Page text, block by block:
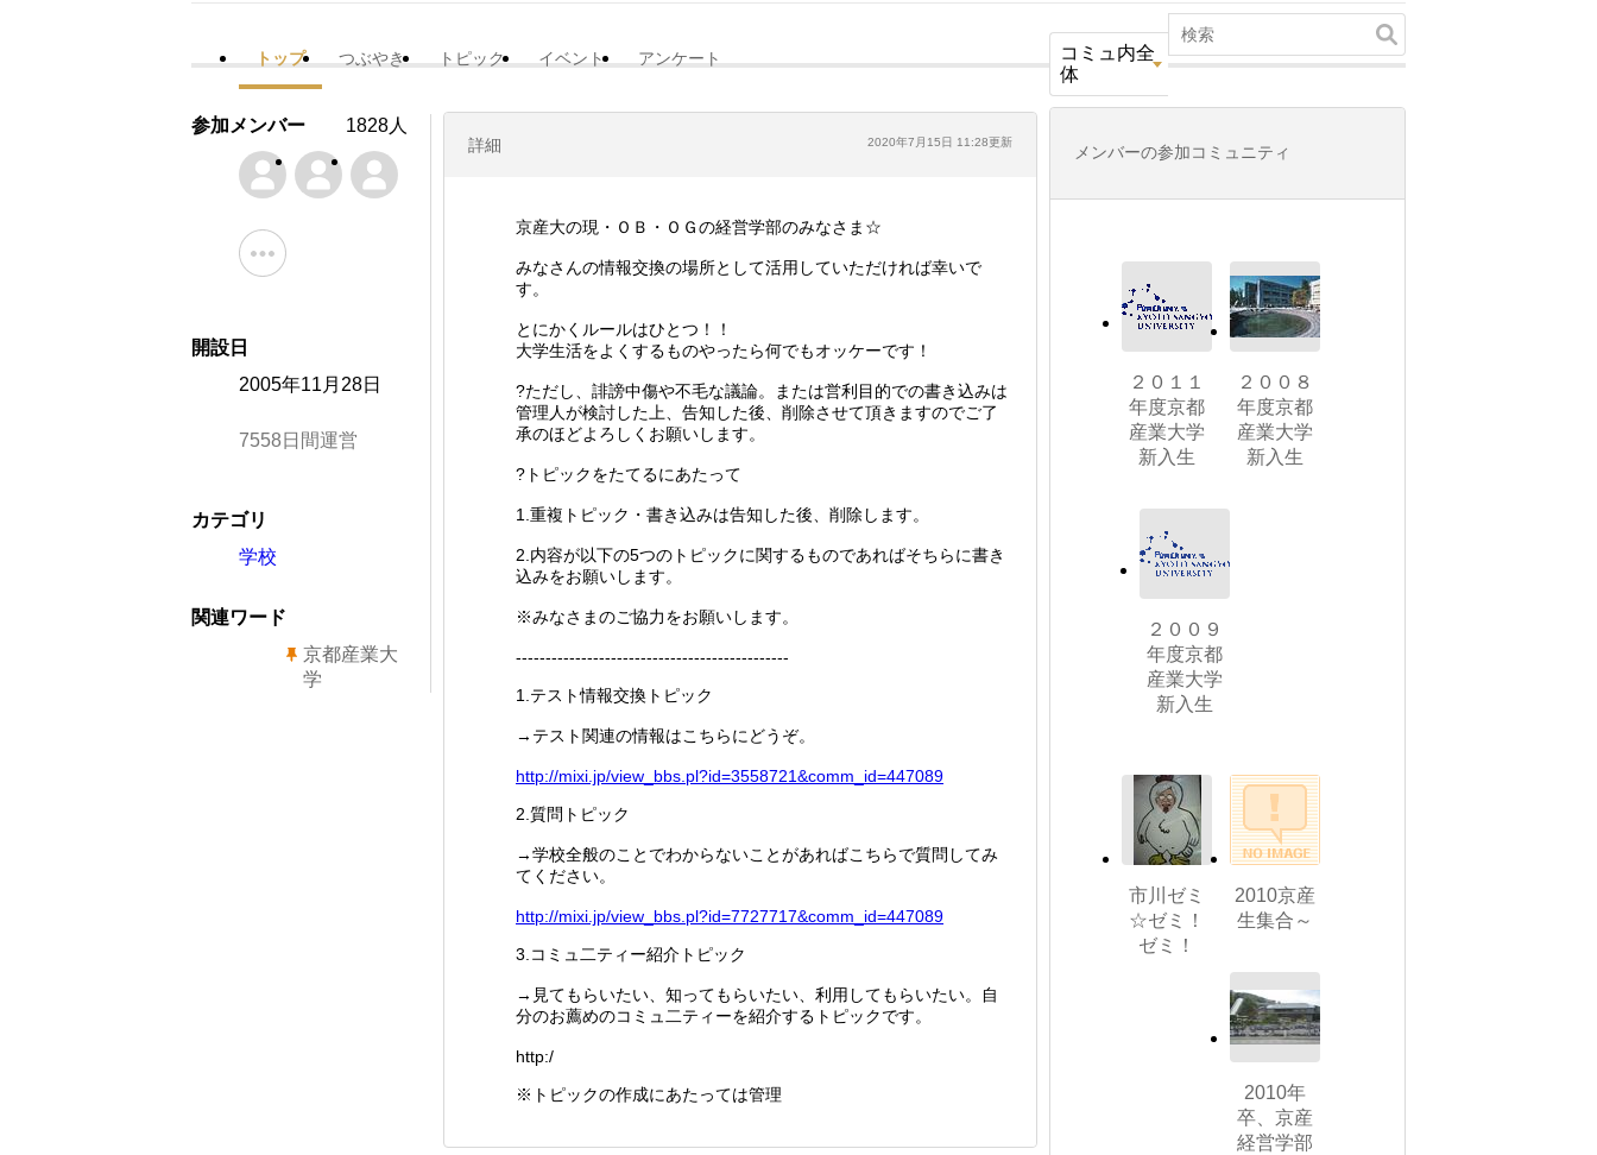
トップ つぶやき トピック イベント アンケート
コミュ内全
体
詳細 2020年7月15日 11:28更新
京産大の現・ＯＢ・ＯＧの経営学部のみなさま☆
みなさんの情報交換の場所として活用していただければ幸いで
す。
とにかくルールはひとつ！！
大学生活をよくするものやったら何でもオッケーです！
?ただし、誹謗中傷や不毛な議論。または営利目的での書き込みは
管理人が検討した上、告知した後、削除させて頂きますのでご了
承のほどよろしくお願いします。
?トピックをたてるにあたって
1.重複トピック・書き込みは告知した後、削除します。
2.内容が以下の5つのトピックに関するものであればそちらに書き
込みをお願いします。
※みなさまのご協力をお願いします。
----------------------------------------------
1.テスト情報交換トピック
→テスト関連の情報はこちらにどうぞ。
http://mixi.jp/view_bbs.pl?id=3558721&comm _id=447089
2.質問トピック
→学校全般のことでわからないことがあればこちらで質問してみ
てください。
http://mixi.jp/view_bbs.pl?id=7727717&comm _id=447089
3.コミュ二ティー紹介トピック
→見てもらいたい、知ってもらいたい、利用してもらいたい。自
分のお薦めのコミュ二ティーを紹介するトピックです。
http:/
※トピックの作成にあたっては管理
参加メンバー 1828人
開設日
2005年11月28日
7558日間運営
カテゴリ
学校
関連ワード
京都産業大
学
メンバーの参加コミュニティ
２０１１
年度京都
産業大学
新入生
２００８
年度京都
産業大学
新入生
２００９
年度京都
産業大学
新入生
市川ゼミ
☆ゼミ！
ゼミ！
2010京産
生集合～
2010年
卒、京産
経営学部